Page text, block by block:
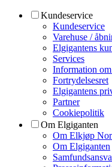
Kundeservice
Kundeservice
Varehuse /
Elgigantens
Services
Information
Fortrydelsesret
Elgigantens
Partner
Cookiepolitik
Om Elgiganten
Om Elkjøp
Om Elgiganten